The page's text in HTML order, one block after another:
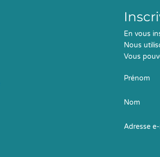
En vous
Nous
Vous
Prénom
Nom
Adresse